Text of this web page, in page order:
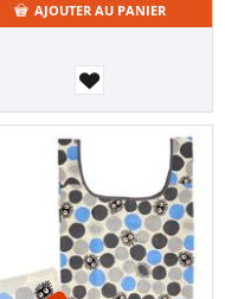
AJOUTER AU PANIER